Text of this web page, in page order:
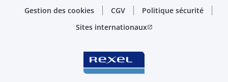
Gestion des cookies
CGV
Politique sécurité
Sites internationauxopen_in_new